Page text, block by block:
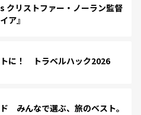
クリストファー・ノーラン監督
ア』
に！ トラベルハック2026
みんなで選ぶ、旅のベスト。